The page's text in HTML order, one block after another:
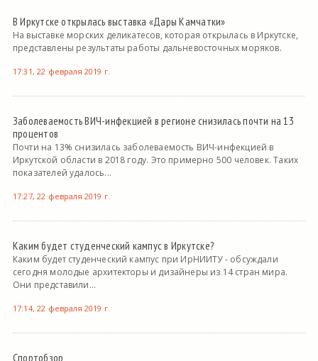
В Иркутске открылась выставка «Дары Камчатки»
На выставке морских деликатесов, которая открылась в Иркутске,
представлены результаты работы дальневосточных моряков.
17:31, 22 февраля 2019 г.
Заболеваемость ВИЧ-инфекцией в регионе снизилась почти на 13
процентов
Почти на 13% снизилась заболеваемость ВИЧ-инфекцией в
Иркутской области в 2018 году. Это примерно 500 человек. Таких
показателей удалось...
17:27, 22 февраля 2019 г.
Каким будет студенческий кампус в Иркутске?
Каким будет студенческий кампус при ИрНИИТУ - обсуждали
сегодня молодые архитекторы и дизайнеры из 14 стран мира.
Они представили...
17:14, 22 февраля 2019 г.
Спортобзор